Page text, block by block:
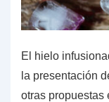
El hielo
la presentación
otras propuestas